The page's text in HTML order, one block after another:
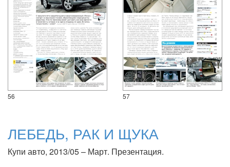
56 57
ЛЕБЕДЬ, РАК И ЩУКА
Купи авто, 2013/05 – Март. Презентация.